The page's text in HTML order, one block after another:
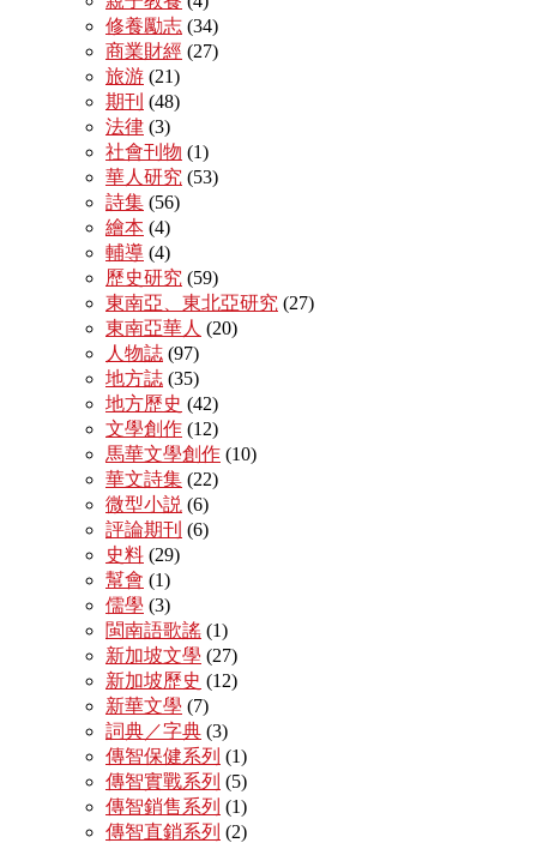
修養勵志 (34)
商業財經 (27)
旅游 (21)
期刊 (48)
法律 (3)
社會刊物 (1)
華人研究 (53)
詩集 (56)
繪本 (4)
輔導 (4)
歷史研究 (59)
東南亞、東北亞研究 (27)
東南亞華人 (20)
人物誌 (97)
地方誌 (35)
地方歷史 (42)
文學創作 (12)
馬華文學創作 (10)
華文詩集 (22)
微型小説 (6)
評論期刊 (6)
史料 (29)
幫會 (1)
儒學 (3)
閩南語歌謠 (1)
新加坡文學 (27)
新加坡歷史 (12)
新華文學 (7)
詞典／字典 (3)
傳智保健系列 (1)
傳智實戰系列 (5)
傳智銷售系列 (1)
傳智直銷系列 (2)